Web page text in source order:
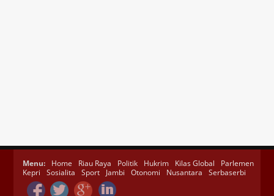
Menu: Home Riau Raya Politik Hukrim Kilas Global
Parlemen
Kepri
Sosialita Sport Jambi Otonomi Nusantara Serbaserbi